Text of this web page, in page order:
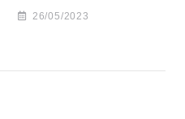
o Concelho
26/05/2023